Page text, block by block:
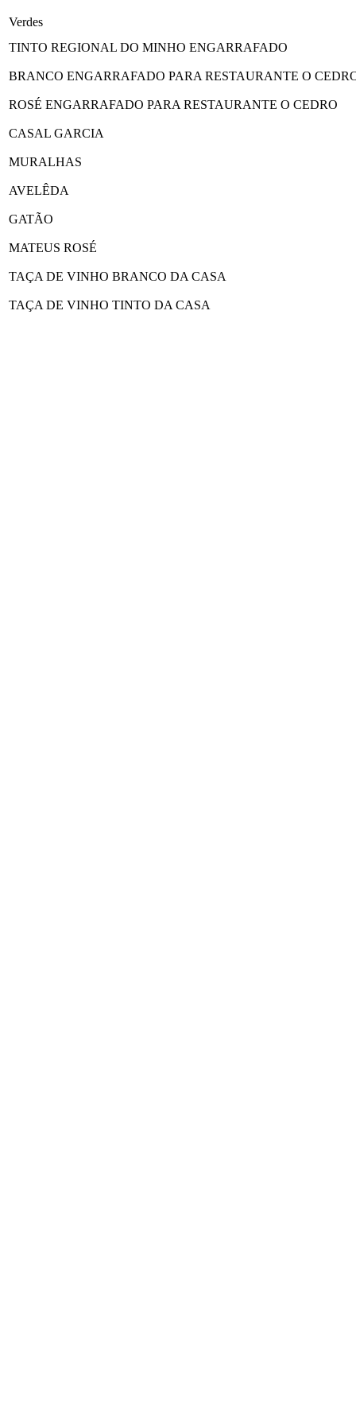
Verdes
TINTO REGIONAL DO MINHO ENGARRAFADO
BRANCO ENGARRAFADO PARA RESTAURANTE O
ROSÉ ENGARRAFADO PARA RESTAURANTE O CEDRO
CASAL GARCIA
MURALHAS
AVELÊDA
GATÃO
MATEUS ROSÉ
TAÇA DE VINHO BRANCO DA CASA
TAÇA DE VINHO TINTO DA CASA